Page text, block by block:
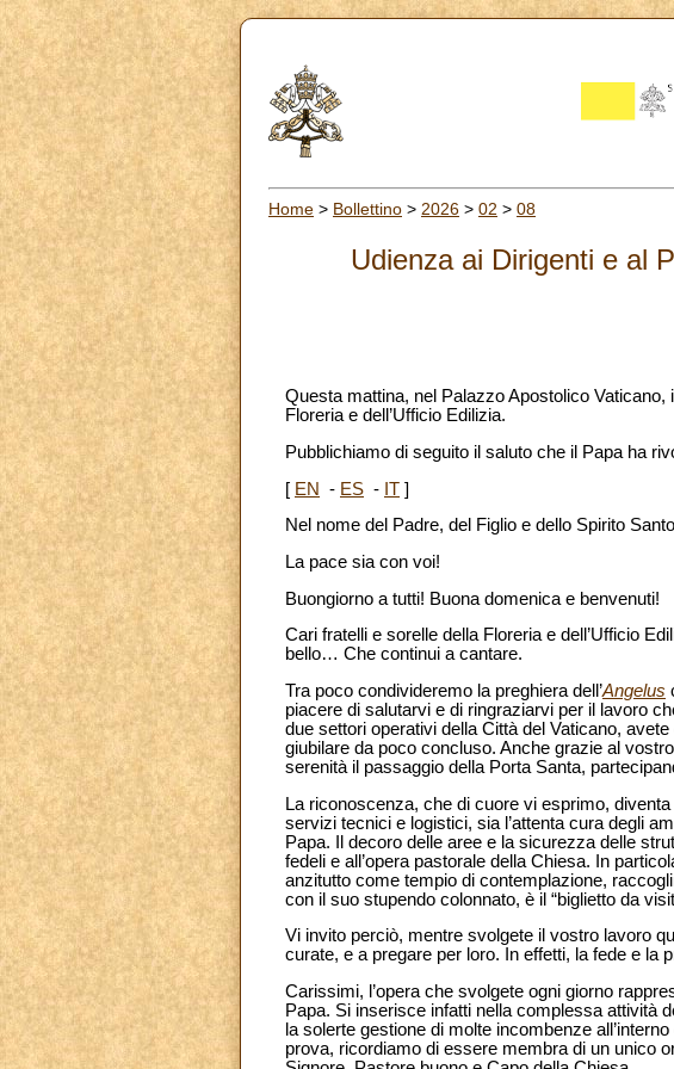
Home > Bollettino > 2026 > 02 > 08
Udienza ai Dirigenti e al
Questa mattina, nel Palazzo Apostolico
Floreria e dell’Ufficio Edilizia.
Pubblichiamo di seguito il saluto che il Papa ha
[ EN - ES - IT ]
Nel nome del Padre, del Figlio e dello Spirito
La pace sia con voi!
Buongiorno a tutti! Buona domenica e benvenuti!
Cari fratelli e sorelle della Floreria e dell’Ufficio
bello… Che continui a cantare.
Tra poco condivideremo la preghiera dell’Angelus
piacere di salutarvi e di ringraziarvi per il lavoro
due settori operativi della Città del Vaticano,
giubilare da poco concluso. Anche grazie al
serenità il passaggio della Porta Santa,
La riconoscenza, che di cuore vi esprimo,
servizi tecnici e logistici, sia l’attenta cura degli
Papa. Il decoro delle aree e la sicurezza delle
fedeli e all’opera pastorale della Chiesa. In
anzitutto come tempio di contemplazione,
con il suo stupendo colonnato, è il “biglietto da
Vi invito perciò, mentre svolgete il vostro lavoro
curate, e a pregare per loro. In effetti, la fede e la
Carissimi, l’opera che svolgete ogni giorno
Papa. Si inserisce infatti nella complessa attività
la solerte gestione di molte incombenze
prova, ricordiamo di essere membra di un unico